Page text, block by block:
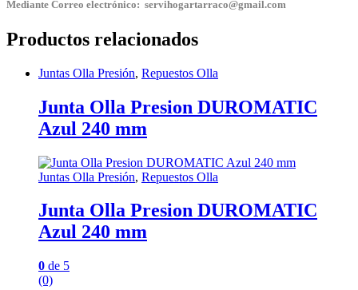
Mediante Correo electrónico: servihogartarraco@gmail.com
Productos relacionados
Juntas Olla Presión, Repuestos Olla
Junta Olla Presion DUROMATIC
Azul 240 mm
Juntas Olla Presión, Repuestos Olla
Junta Olla Presion DUROMATIC
Azul 240 mm
0 de 5
(0)